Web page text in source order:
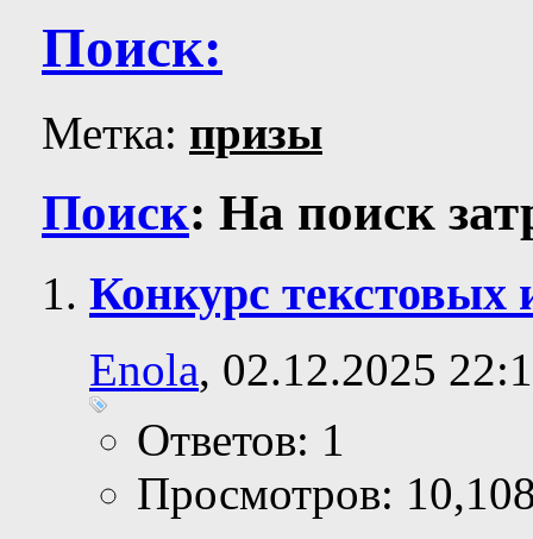
Поиск:
Метка: призы
Поиск: На поиск
Конкурс текстовых
Enola, 02.12.2025
Ответов: 1
Просмотров: